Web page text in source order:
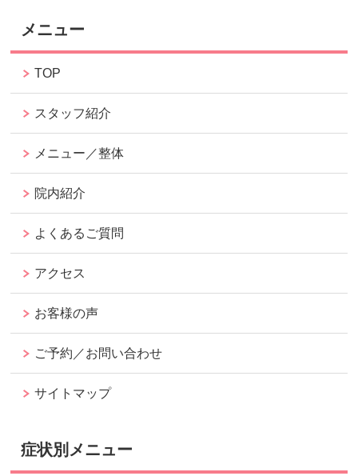
メニュー
TOP
スタッフ紹介
メニュー／整体
院内紹介
よくあるご質問
アクセス
お客様の声
ご予約／お問い合わせ
サイトマップ
症状別メニュー